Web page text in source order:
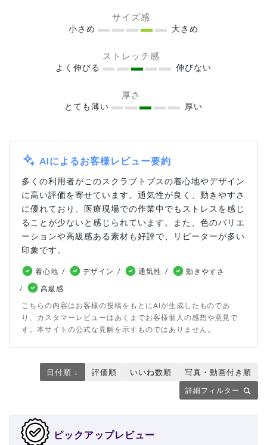
サイズ感
小さめ 大きめ
ストレッチ感
よく伸びる 伸びない
厚さ
とても薄い 厚い
AIによるお客様レビュー要約
多くの利用者がこのスクラブトプスの着心地やデザイン
に高い評価を寄せています。通気性が良く、動きやすさ
に優れており、医療現場での作業中でもストレスを感じ
ることが少ないと感じられています。また、色のバリエ
ーションや高級感ある素材も好評で、リピーターが多い
印象です。
着心地 デザイン 通気性
動きやすさ
高級感
こちらの内容はお客様の投稿をもとにAIが生成したものであ
り、カスタマーレビューはあくまでお客様個人の感想や意見で
す。本サイトの公式な見解を示すものではありません。
詳細フィルター
日付順 ↓ 評価順 いいね数順 写真・動画付き順
ピックアップレビュー